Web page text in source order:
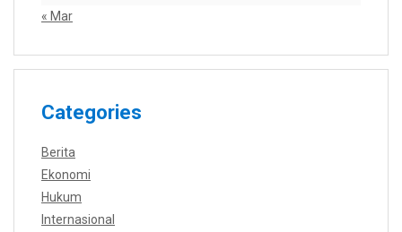
« Mar
Categories
Berita
Ekonomi
Hukum
Internasional